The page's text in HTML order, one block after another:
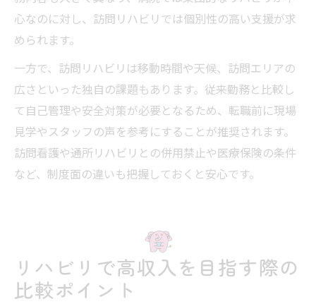
心なのに対し、訪問リハビリでは個別性の高い支援が求
められます。
一方で、訪問リハビリは移動時間や天候、訪問エリアの
広さといった独自の課題もあります。従来勤務と比較し
て自己管理や安全対策が必要となるため、転職前に現場
見学やスタッフの声を参考にすることが推奨されます。
訪問看護や通所リハビリとの併用禁止や医療保険の条件
など、制度面の違いも把握しておくと安心です。
リハビリで高収入を目指す際の
比較ポイント